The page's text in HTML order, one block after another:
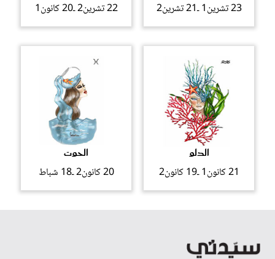
23 تشرين1 ـ21 تشرين2 22 تشرين2 ـ20 كانون1
الدلو
21 كانون1 ـ19 كانون2
الحوت
20 كانون2 ـ18 شباط